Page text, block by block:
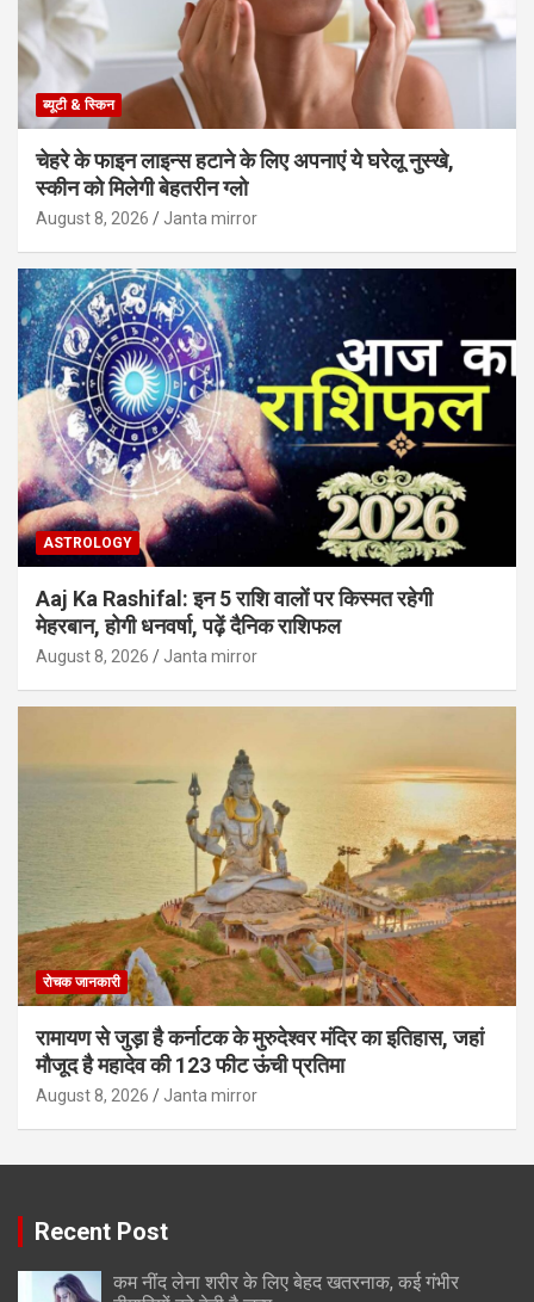
ब्यूटी & स्किन
चेहरे के फाइन लाइन्स हटाने के लिए अपनाएं ये घरेलू नुस्खे,
स्कीन को मिलेगी बेहतरीन ग्लो
August 8, 2026 Janta mirror
ASTROLOGY
Aaj Ka Rashifal: इन 5 राशि वालों पर किस्मत रहेगी
मेहरबान, होगी धनवर्षा, पढ़ें दैनिक राशिफल
August 8, 2026 Janta mirror
रोचक जानकारी
रामायण से जुड़ा है कर्नाटक के मुरुदेश्वर मंदिर का इतिहास, जहां
मौजूद है महादेव की 123 फीट ऊंची प्रतिमा
August 8, 2026 Janta mirror
Recent Post
कम नींद लेना शरीर के लिए बेहद खतरनाक, कई गंभीर